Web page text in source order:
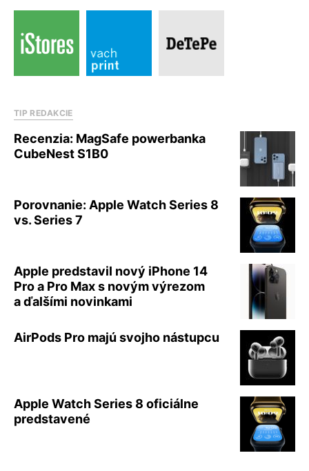
TIP REDAKCIE
Recenzia: MagSafe powerbanka
CubeNest S1B0
Porovnanie: Apple Watch Series 8
vs. Series 7
Apple predstavil nový iPhone 14
Pro a Pro Max s novým výrezom
a ďalšími novinkami
AirPods Pro majú svojho nástupcu
Apple Watch Series 8 oficiálne
predstavené